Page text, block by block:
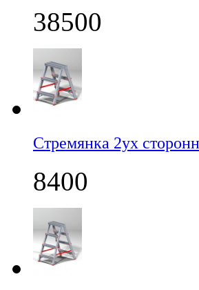
38500
Стремянка 2ух
8400